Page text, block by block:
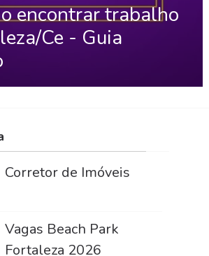
encontrar trabalho
Ce - Guia
Corretor de Imóveis
Vagas Beach Park
Fortaleza 2026